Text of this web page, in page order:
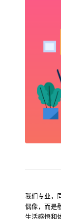
我们专业，
偶像，而是
生活感悟和